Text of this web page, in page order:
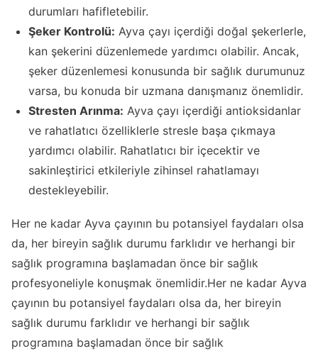
durumları hafifletebilir.
Şeker Kontrolü: Ayva çayı içerdiği doğal şekerlerle,
kan şekerini düzenlemede yardımcı olabilir. Ancak,
şeker düzenlemesi konusunda bir sağlık durumunuz
varsa, bu konuda bir uzmana danışmanız önemlidir.
Stresten Arınma: Ayva çayı içerdiği antioksidanlar
ve rahatlatıcı özelliklerle stresle başa çıkmaya
yardımcı olabilir. Rahatlatıcı bir içecektir ve
sakinleştirici etkileriyle zihinsel rahatlamayı
destekleyebilir.
Her ne kadar Ayva çayının bu potansiyel faydaları olsa
da, her bireyin sağlık durumu farklıdır ve herhangi bir
sağlık programına başlamadan önce bir sağlık
profesyoneliyle konuşmak önemlidir.Her ne kadar Ayva
çayının bu potansiyel faydaları olsa da, her bireyin
sağlık durumu farklıdır ve herhangi bir sağlık
programına başlamadan önce bir sağlık